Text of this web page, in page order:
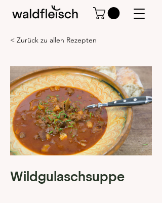
< Zurück zu allen Rezepten
Wildgulaschsuppe